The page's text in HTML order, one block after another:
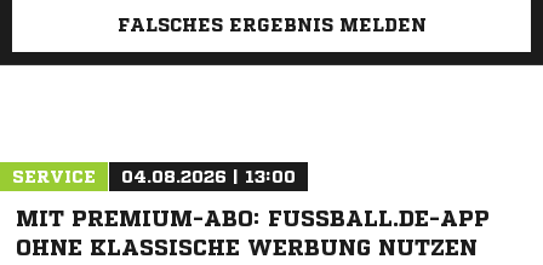
FALSCHES ERGEBNIS MELDEN
SERVICE 04.08.2026 | 13:00
MIT PREMIUM-ABO: FUSSBALL.DE-APP
OHNE KLASSISCHE WERBUNG NUTZEN